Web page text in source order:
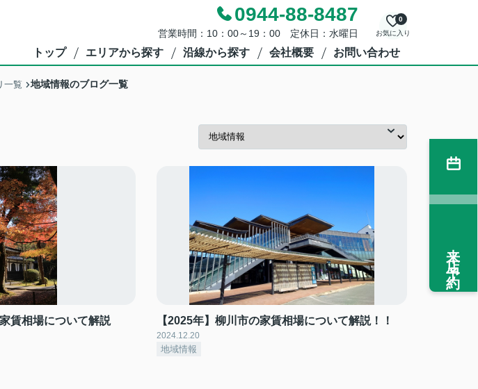
0944-88-8487
営業時間：10：00～19：00 定休日：水曜日 お気に入り
0
トップ エリアから探す 沿線から探す 会社概要 お問い合わせ
一覧 地域情報のブログ一覧
賃相場について解説 【2025年】柳川市の家賃相場について解説！！
2024.12.20
地域情報
来店予約